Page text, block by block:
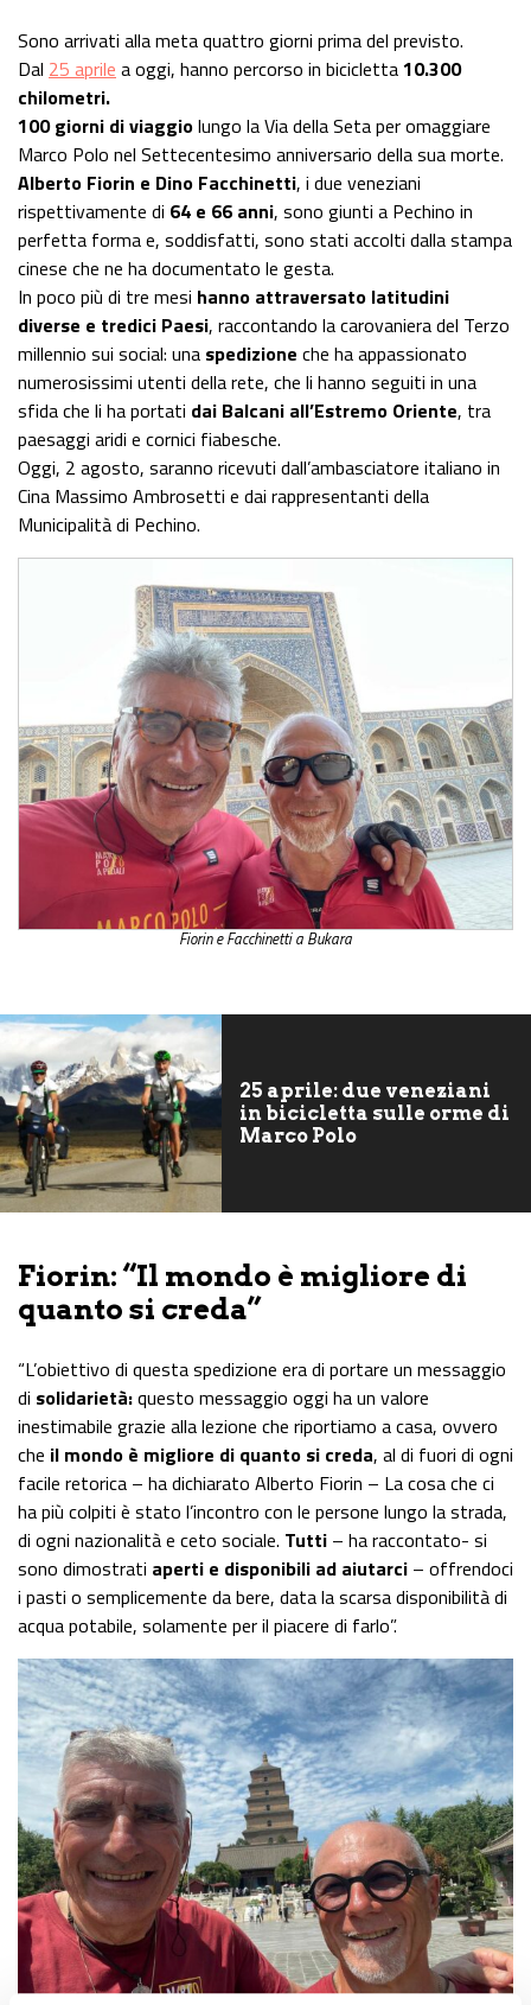
Sono arrivati alla meta quattro giorni prima del previsto.
Dal 25 aprile a oggi, hanno percorso in bicicletta10.300
chilometri.
100 giorni di viaggiolungo la Via della Seta per omaggiare
Marco Polo nel Settecentesimo anniversario della sua morte.
Alberto Fiorin e Dino Facchinetti, i due veneziani
rispettivamente di 64 e 66 anni, sono giunti a Pechino in
perfetta forma e, soddisfatti, sono stati accolti dalla stampa
cinese che ne ha documentato le gesta.
In poco più di tre mesi hanno attraversato latitudini
diverse e tredici Paesi, raccontando la carovaniera del Terzo
millennio sui social: una spedizione che ha appassionato
numerosissimi utenti della rete, che li hanno seguiti in una
sfida che li ha portati dai Balcani all’Estremo Oriente, tra
paesaggi aridi e cornici fiabesche.
Oggi, 2 agosto, saranno ricevuti dall’ambasciatore italiano in
Cina Massimo Ambrosetti e dai rappresentanti della
Municipalità di Pechino.
Fiorin e Facchinetti a Bukara
25 aprile: due veneziani
in bicicletta sulle orme di
Marco Polo
Fiorin: “Il mondo è migliore di
quanto si creda”
“L’obiettivo di questa spedizione era di portare un messaggio
di solidarietà:questo messaggio oggi ha un valore
inestimabile grazie alla lezione che riportiamo a casa, ovvero
che il mondo è migliore di quanto si creda, al di fuori di ogni
facile retorica – ha dichiarato Alberto Fiorin – La cosa che ci
ha più colpiti è stato l’incontro con le persone lungo la strada,
di ogni nazionalità e ceto sociale. Tutti – ha raccontato- si
sono dimostrati aperti e disponibili ad aiutarci – offrendoci
i pasti o semplicemente da bere, data la scarsa disponibilità di
acqua potabile, solamente per il piacere di farlo”.